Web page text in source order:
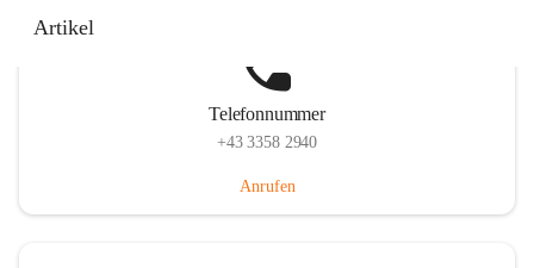
Artikel
Telefonnummer
+43 3358 2940
Anrufen